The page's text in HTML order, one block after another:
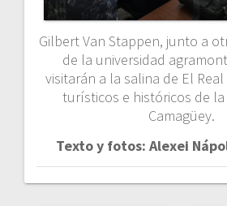
Gilbert Van Stappen, junto a
de la universidad
visitarán a la salina de El
turísticos e históricos de
Camagüey.
Texto y fotos: Alexei